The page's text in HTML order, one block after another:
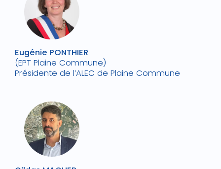
Eugénie PONTHIER
(EPT Plaine Commune)
Présidente de l’ALEC de Plaine Commune